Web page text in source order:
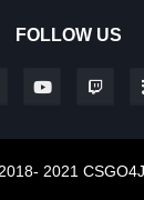
FOLLOW US
2021